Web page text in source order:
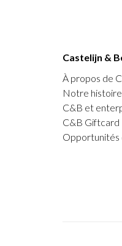
Castelijn &
À propos de
Notre
C&B et
C&B Giftcard
Opportunités